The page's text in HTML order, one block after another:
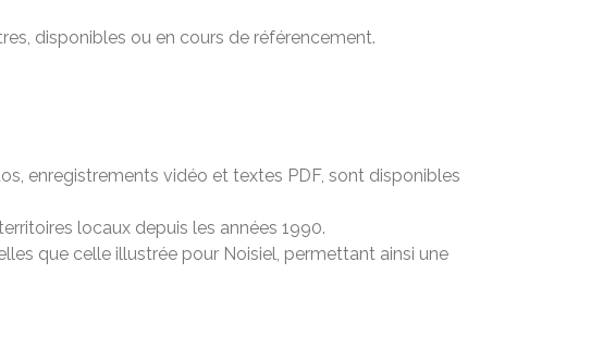
disponibles ou en cours de référencement.
enregistrements vidéo et textes PDF, sont disponibles
locaux depuis les années 1990.
que celle illustrée pour Noisiel, permettant ainsi une